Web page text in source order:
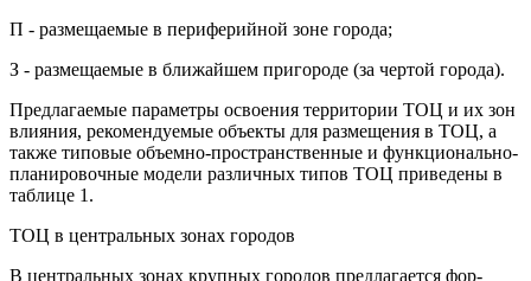
П - размещаемые в периферийной зоне города;
З - размещаемые в ближайшем пригороде (за чертой города).
Предлагаемые параметры освоения территории ТОЦ и их зон
влияния, рекомендуемые объекты для размещения в ТОЦ, а
также типовые объемно-пространственные и функциональ­но-
планировочные модели различных типов ТОЦ приведены в
таблице 1.
ТОЦ в центральных зонах городов
В центральных зонах крупных городов предлагается фор­